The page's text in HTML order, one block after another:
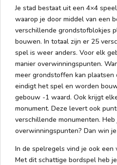
Je stad bestaat uit een 4×4
waarop je door middel van een
verschillende grondstofblokjes
bouwen. In totaal zijn er 25
spel is weer anders. Voor elk
manier overwinningspunten.
meer grondstoffen kan
eindigt het spel en worden
gebouw -1 waard. Ook krijgt
monument. Deze levert ook
verschillende monumenten.
overwinningspunten? Dan win
In de spelregels vind je ook een
Met dit schattige bordspel heb